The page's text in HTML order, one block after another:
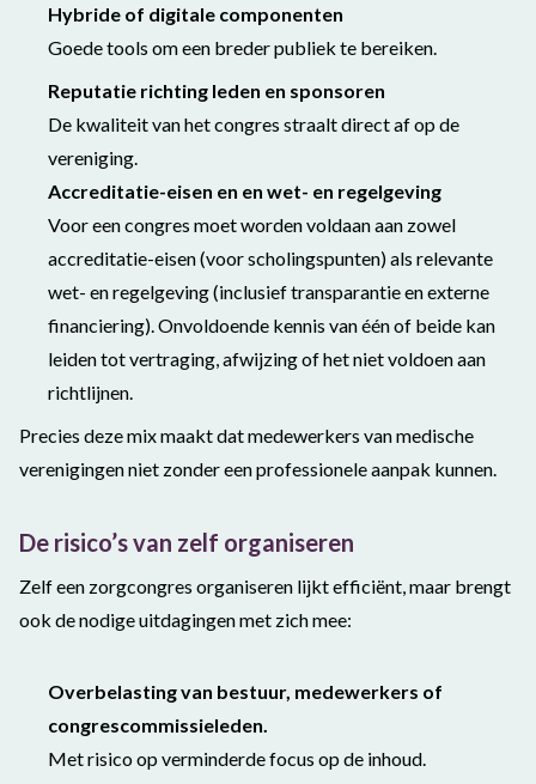
Hybride of digitale componenten
Goede tools om een breder publiek te bereiken.
Reputatie richting leden en sponsoren
De kwaliteit van het congres straalt direct af op de
vereniging.
Accreditatie-eisen en en wet- en regelgeving
Voor een congres moet worden voldaan aan zowel
accreditatie-eisen (voor scholingspunten) als relevante
wet- en regelgeving (inclusief transparantie en externe
financiering). Onvoldoende kennis van één of beide kan
leiden tot vertraging, afwijzing of het niet voldoen aan
richtlijnen.
Precies deze mix maakt dat medewerkers van medische
verenigingen niet zonder een professionele aanpak kunnen.
De risico’s van zelf organiseren
Zelf een zorgcongres organiseren lijkt efficiënt, maar brengt
ook de nodige uitdagingen met zich mee:
Overbelasting van bestuur, medewerkers of
congrescommissieleden.
Met risico op verminderde focus op de inhoud.